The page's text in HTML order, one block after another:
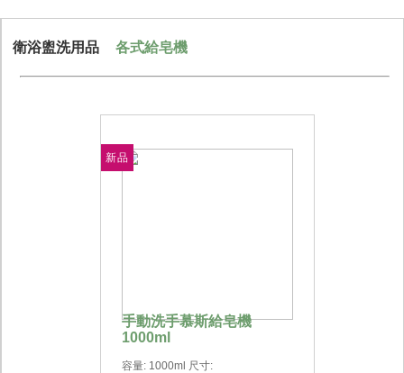
衛浴盥洗用品 各式給皂機
新品
手動洗手慕斯給皂機
1000ml
容量: 1000ml 尺寸: